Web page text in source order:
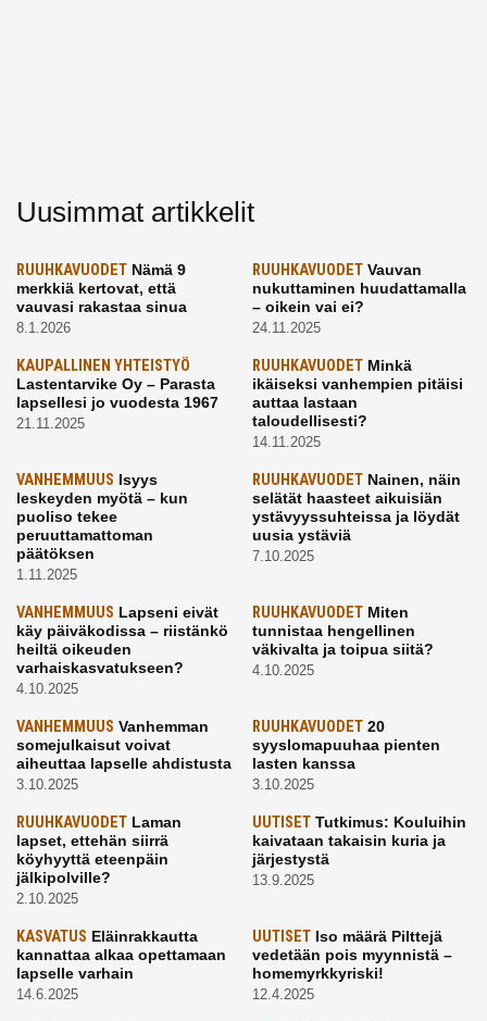
Uusimmat artikkelit
RUUHKAVUODET Nämä 9
merkkiä kertovat, että
vauvasi rakastaa sinua
8.1.2026
RUUHKAVUODETVauvan
nukuttaminen huudattamalla
– oikein vai ei?
24.11.2025
KAUPALLINEN YHTEISTYÖ
Lastentarvike Oy – Parasta
lapsellesi jo vuodesta 1967
21.11.2025
RUUHKAVUODETMinkä
ikäiseksi vanhempien pitäisi
auttaa lastaan
taloudellisesti?
14.11.2025
VANHEMMUUS Isyys
leskeyden myötä – kun
puoliso tekee
peruuttamattoman
päätöksen
1.11.2025
RUUHKAVUODETNainen, näin
selätät haasteet aikuisiän
ystävyyssuhteissa ja löydät
uusia ystäviä
7.10.2025
VANHEMMUUS Lapseni eivät
käy päiväkodissa – riistänkö
heiltä oikeuden
varhaiskasvatukseen?
4.10.2025
RUUHKAVUODETMiten
tunnistaa hengellinen
väkivalta ja toipua siitä?
4.10.2025
VANHEMMUUS Vanhemman
somejulkaisut voivat
aiheuttaa lapselle ahdistusta
3.10.2025
RUUHKAVUODET20
syyslomapuuhaa pienten
lasten kanssa
3.10.2025
RUUHKAVUODET Laman
lapset, ettehän siirrä
köyhyyttä eteenpäin
jälkipolville?
2.10.2025
UUTISETTutkimus: Kouluihin
kaivataan takaisin kuria ja
järjestystä
13.9.2025
KASVATUS Eläinrakkautta
kannattaa alkaa opettamaan
lapselle varhain
14.6.2025
UUTISETIso määrä Pilttejä
vedetään pois myynnistä –
homemyrkkyriski!
12.4.2025